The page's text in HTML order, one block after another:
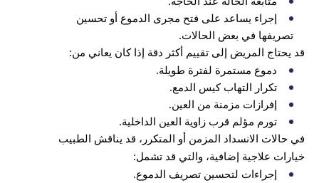
إجراء يساعد على فتح مجرى الدموع أو تحسين
تصريفها في بعض الحالات.
قد يحتاج المريض إلى تقييم أكثر دقة إذا كان يعاني من:
دموع مستمرة لفترة طويلة.
تكرار التهاب كيس الدمع.
إفرازات مزمنة من العين.
تورم مؤلم قرب زاوية العين الداخلية.
في حالات الانسداد المزمن أو المتكرر، قد يناقش الطبيب
خيارات علاجية إضافية، والتي قد تشمل:
إجراءات لتحسين تصريف الدموع.